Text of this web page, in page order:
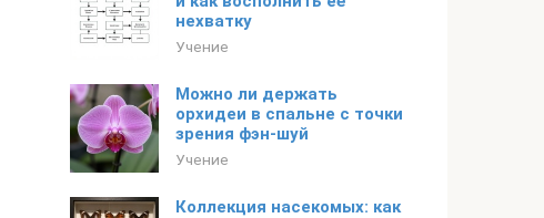
нехватку
Учение
Можно ли держать
орхидеи в спальне с точки
зрения фэн-шуй
Учение
Коллекция насекомых: как